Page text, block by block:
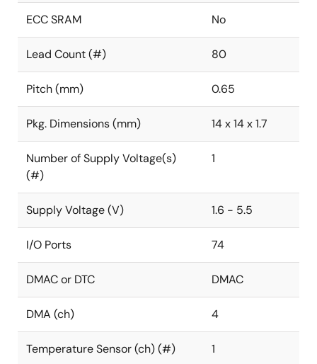
ECC SRAM No
Lead Count (#) 80
Pitch (mm) 0.65
Pkg. Dimensions (mm) 14 x 14 x 1.7
Number of Supply Voltage(s)
(#)
1
Supply Voltage (V) 1.6 - 5.5
I/O Ports 74
DMAC or DTC DMAC
DMA (ch) 4
Temperature Sensor (ch) (#) 1